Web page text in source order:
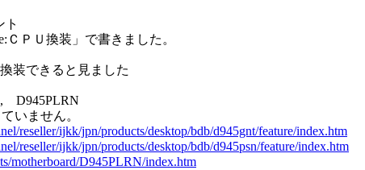
ト
ＣＰＵ換装」で書きました。
装できると見ました
D945PLRN
いません。
reseller/ijkk/jpn/products/desktop/bdb/d945gnt/feature/index.htm
reseller/ijkk/jpn/products/desktop/bdb/d945psn/feature/index.htm
motherboard/D945PLRN/index.htm